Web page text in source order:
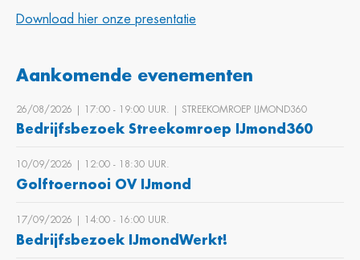
Download hier onze presentatie
Aankomende evenementen
26/08/2026 | 17:00 ‐ 19:00 UUR. | STREEKOMROEP IJMOND360
Bedrijfsbezoek Streekomroep IJmond360
10/09/2026 | 12:00 ‐ 18:30 UUR.
Golftoernooi OV IJmond
17/09/2026 | 14:00 ‐ 16:00 UUR.
Bedrijfsbezoek IJmondWerkt!